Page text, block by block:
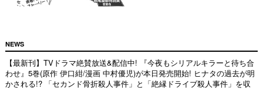
NEWS
【最新刊】TVドラマ絶賛放送&配信中! 『今夜もシリアルキラーと待ち合
わせ』5巻(原作 伊口紺/漫画 中村優児)が本日発売開始! ヒナタの過去が明
かされる!? 「セカンド骨折殺人事件」と「絶縁ドライブ殺人事件」を収